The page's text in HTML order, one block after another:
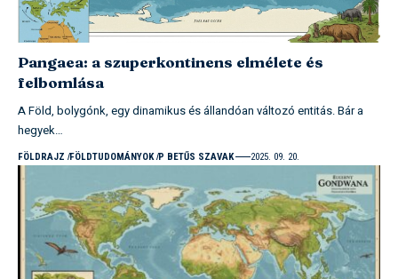
Pangaea: a szuperkontinens elmélete és
felbomlása
A Föld, bolygónk, egy dinamikus és állandóan változó entitás. Bár a
hegyek…
FÖLDRAJZ FÖLDTUDOMÁNYOK P BETŰS SZAVAK 2025. 09. 20.